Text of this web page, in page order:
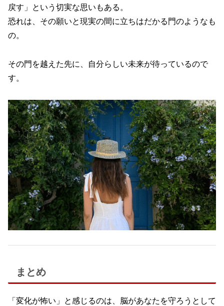
戻す」という切実な思いもある。
恐れは、その願いと現実の間に立ちはだかる門のようなも
の。
その門を越えた先に、自分らしい未来が待っているので
す。
まとめ
「変化が怖い」と感じるのは、脳があなたを守ろうとして